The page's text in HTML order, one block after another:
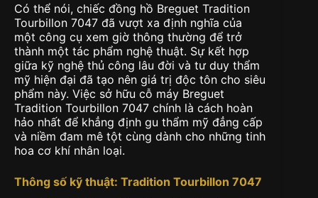
Có thể nói, chiếc đồng hồ Breguet Tradition
Tourbillon 7047 đã vượt xa định nghĩa của
một công cụ xem giờ thông thường để trở
thành một tác phẩm nghệ thuật. Sự kết hợp
giữa kỹ nghệ thủ công lâu đời và tư duy thẩm
mỹ hiện đại đã tạo nên giá trị độc tôn cho siêu
phẩm này. Việc sở hữu cỗ máy Breguet
Tradition Tourbillon 7047 chính là cách hoàn
hảo nhất để khẳng định gu thẩm mỹ đẳng cấp
và niềm đam mê tột cùng dành cho những tinh
hoa cơ khí nhân loại.
Thông số kỹ thuật: Tradition Tourbillon 7047